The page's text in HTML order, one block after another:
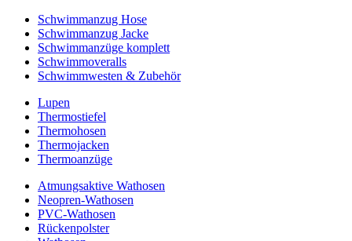
Schwimmanzug Hose
Schwimmanzug Jacke
Schwimmanzüge komplett
Schwimmoveralls
Schwimmwesten & Zubehör
Lupen
Thermostiefel
Thermohosen
Thermojacken
Thermoanzüge
Atmungsaktive Wathosen
Neopren-Wathosen
PVC-Wathosen
Rückenpolster